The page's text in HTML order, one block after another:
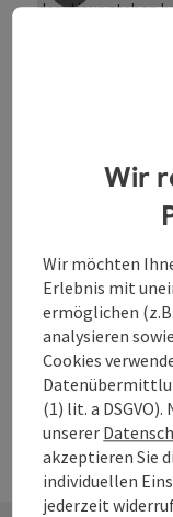
sind Sie bei uns
kulinarischen
Urlaub bis hin zu
passenden
Sie ein gepflegter
Beitrag
Genießen sie ein
bürgerlichenWir
Wir möchten
Erlebnis mit
ermöglichen
analysieren
Cookies
(1) lit. a
unserer
akzeptieren Sie
individuellen
jederzeit